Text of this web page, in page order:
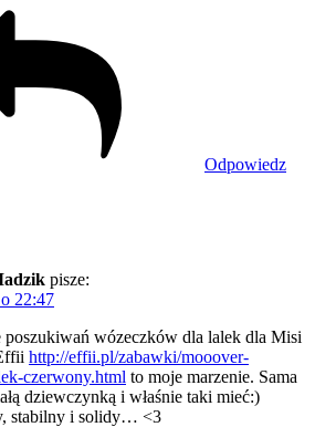
Odpowiedz
pisze:
22:47
poszukiwań wózeczków dla lalek dla Misi
http://effii.pl/zabawki/mooover-
czerwony.html to moje marzenie. Sama
dziewczynką i właśnie taki mieć:)
stabilny i solidy… <3